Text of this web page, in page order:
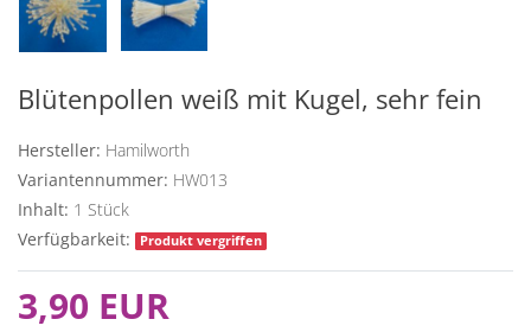
Blütenpollen weiß mit Kugel, sehr fein
Hersteller: Hamilworth
Variantennummer: HW013
Inhalt: 1 Stück
Verfügbarkeit:
Produkt vergriffen
3,90 EUR